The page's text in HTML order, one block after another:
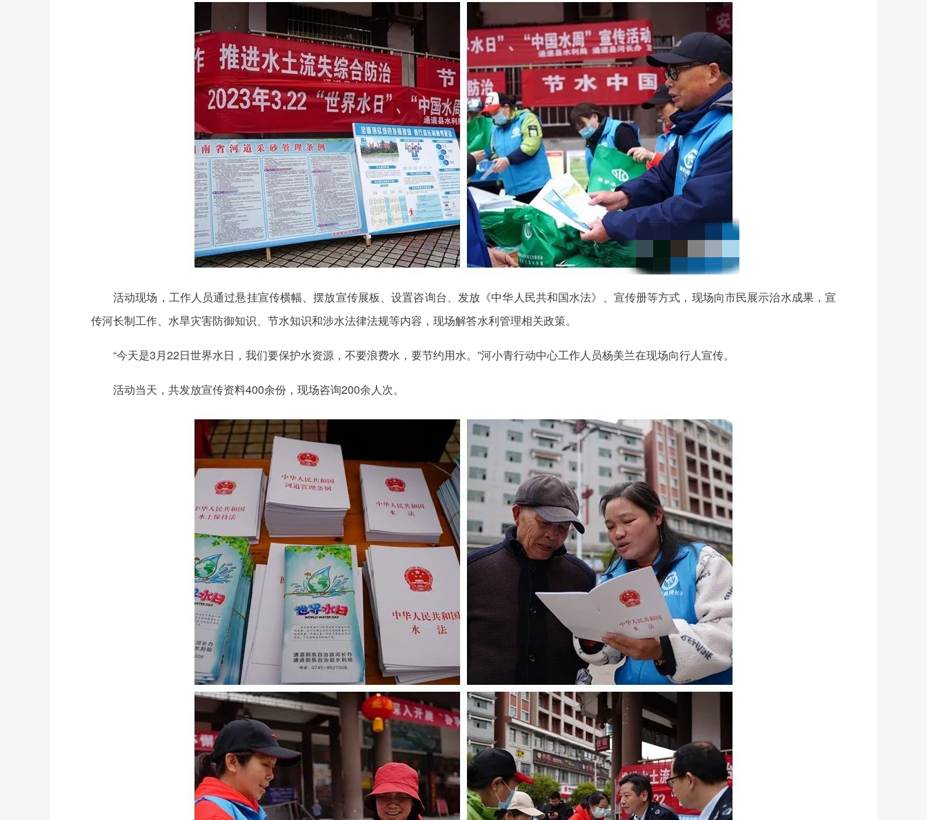
活动现场，工作人员通过悬挂宣传横幅、摆放宣传展板、设置咨询台、发放《中华人民共和国水法》、宣传册等方式，现场向市民展示治水成果，宣
传河长制工作、水旱灾害防御知识、节水知识和涉水法律法规等内容，现场解答水利管理相关政策。
“今天是3月22日世界水日，我们要保护水资源，不要浪费水，要节约用水。”河小青行动中心工作人员杨美兰在现场向行人宣传。
活动当天，共发放宣传资料400余份，现场咨询200余人次。